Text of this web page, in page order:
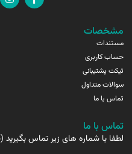
مشخصات
مستندات
حساب کاربری
تیکت پشتیبانی
سوالات متداول
تماس با ما
تماس با ما
لطفا با شماره های زیر تماس بگیرید